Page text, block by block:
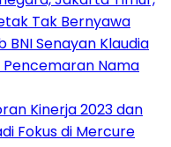
Tak Bernyawa
BNI Senayan Klaudia
Nama
Kinerja 2023 dan
Fokus di Mercure